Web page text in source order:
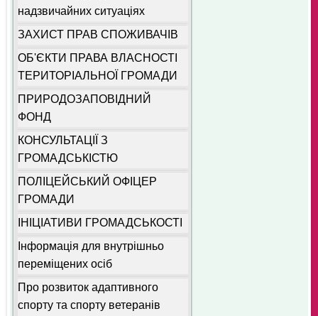
надзвичайних ситуаціях
ЗАХИСТ ПРАВ СПОЖИВАЧІВ
ОБ'ЄКТИ ПРАВА ВЛАСНОСТІ
ТЕРИТОРІАЛЬНОЇ ГРОМАДИ
ПРИРОДОЗАПОВІДНИЙ
ФОНД
КОНСУЛЬТАЦІЇ З
ГРОМАДСЬКІСТЮ
ПОЛІЦЕЙСЬКИЙ ОФІЦЕР
ГРОМАДИ
ІНІЦІАТИВИ ГРОМАДСЬКОСТІ
Інформація для внутрішньо
переміщених осіб
Про розвиток адаптивного
спорту та спорту ветеранів